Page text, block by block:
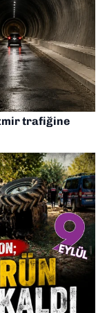
trafiğine